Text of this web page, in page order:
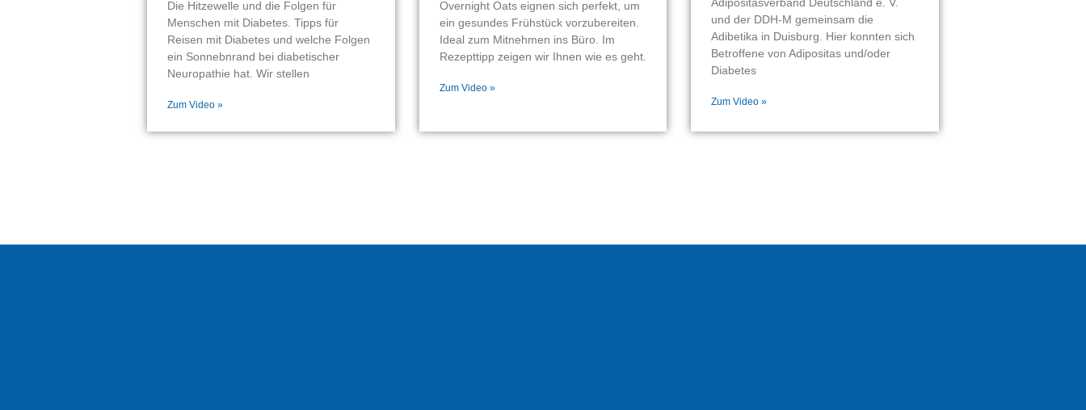
Die Hitzewelle und die Folgen für
Menschen mit Diabetes. Tipps für
Reisen mit Diabetes und welche Folgen
ein Sonnebnrand bei diabetischer
Neuropathie hat. Wir stellen
Zum Video »
Overnight Oats eignen sich perfekt, um
ein gesundes Frühstück vorzubereiten.
Ideal zum Mitnehmen ins Büro. Im
Rezepttipp zeigen wir Ihnen wie es geht.
Zum Video »
Adipositasverband Deutschland e. V.
und der DDH-M gemeinsam die
Adibetika in Duisburg. Hier konnten sich
Betroffene von Adipositas und/oder
Diabetes
Zum Video »